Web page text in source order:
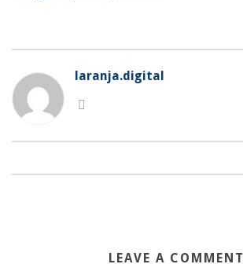
laranja.digital
LEAVE A COMMENT